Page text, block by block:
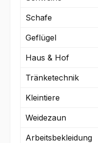
Schafe
Geflügel
Haus & Hof
Tränketechnik
Kleintiere
Weidezaun
Arbeitsbekleidung